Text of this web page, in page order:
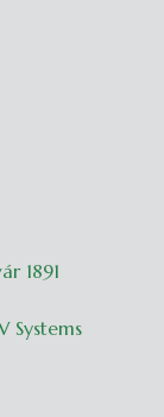
1891
Systems